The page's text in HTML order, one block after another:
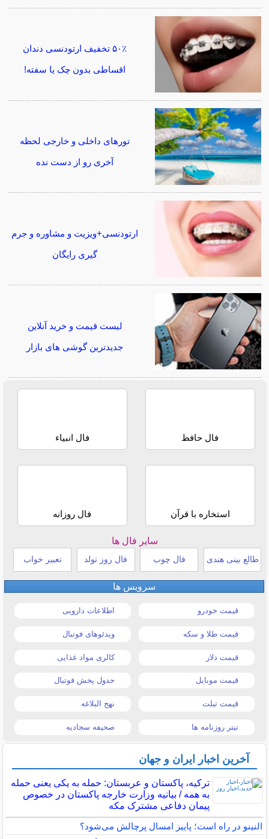
۵۰٪ تخفیف ارتودنسی دندان
اقساطی بدون چک یا سفته!
تورهای داخلی و خارجی لحظه
آخری رو از دست نده
ارتودنسی+ویزیت و مشاوره و جرم
گیری رایگان
لیست قیمت و خرید آنلاین
جدیدترین گوشی های بازار
فال حافظ فال انبیاء
استخاره با قرآن فال روزانه
سایر فال ها
طالع بینی هندی فال چوب فال روز تولد تعبیر خواب
سرویس ها
قیمت خودرو اطلاعات دارویی
قیمت طلا و سکه ویدئوهای فوتبال
قیمت دلار کالری مواد غذایی
قیمت موبایل جدول پخش فوتبال
قیمت تبلت نهج البلاغه
تیتر روزنامه ها صحیفه سجادیه
آخرین اخبار ایران و جهان
ترکیه، پاکستان و عربستان: حمله به یکی یعنی حمله
به همه / بیانیه وزارت خارجه پاکستان در خصوص
پیمان دفاعی مشترک مکه
النینو در راه است؛ پاییز امسال پرچالش می‌شود؟